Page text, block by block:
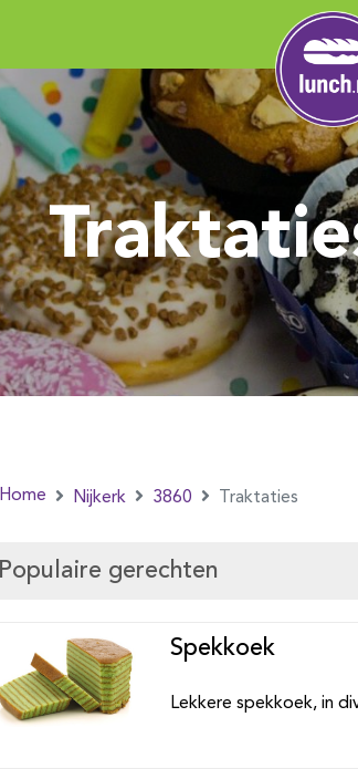
Home Nijkerk 3860 Traktaties
Populaire gerechten
Spekkoek
Lekkere spekkoek, in